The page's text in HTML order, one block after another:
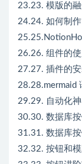
23.23. 模版的
24.24. 如何制
26.26. 组件的
27.27. 插件的
28.28.mermaid
29.29. 自动化
30.30. 数据库
31.31. 数据库
32.32. 按钮和